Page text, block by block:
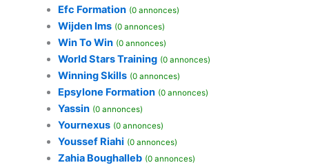
Efc Formation (0 annonces)
Wijden Ims (0 annonces)
Win To Win (0 annonces)
World Stars Training (0 annonces)
Winning Skills (0 annonces)
Epsylone Formation (0 annonces)
Yassin (0 annonces)
Yournexus (0 annonces)
Youssef Riahi (0 annonces)
Zahia Boughalleb (0 annonces)